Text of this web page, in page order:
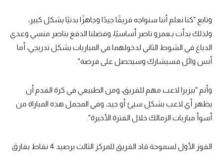
وتابع "كنا نعلم أننا سنواجه فريقًا جيدًا وجاهزًا بدنيًا بشكل كبير،
ولذلك بدأت بـعمرو ناصر أساسيًا، وفضلنا الدفع بناصر منسي وعدي
الدباغ في الشوط الثاني لدخولهما في المباريات بشكل تدريجي، أما
أنس وائل فسيشارك وسيحصل على فرصة".
وأتم "بيزيرا لاعب مهم للفريق، ومن الطبيعي في كرة القدم أن
يظهر أي لاعب بشكل سيئ أو جيد، وفي المجمل هذه المباراة من
أسوأ مباريات الزمالك خلال الفترة الأخيرة".
الفوز الأول لسموحة قاد الفريق للمركز الثالث برصيد 4 نقاط بفارق